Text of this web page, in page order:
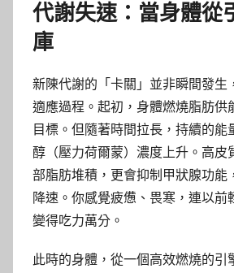
代謝失速：當身體從
庫
新陳代謝的「卡關」並非瞬間發生
適應過程。起初，身體燃燒脂肪供
目標。但隨著時間拉長，持續的能
醇（壓力荷爾蒙）濃度上升。高皮
部脂肪堆積，更會抑制甲狀腺功能
降速。你感覺疲憊、畏寒，連以前
變得吃力萬分。
此時的身體，從一個高效燃燒的引